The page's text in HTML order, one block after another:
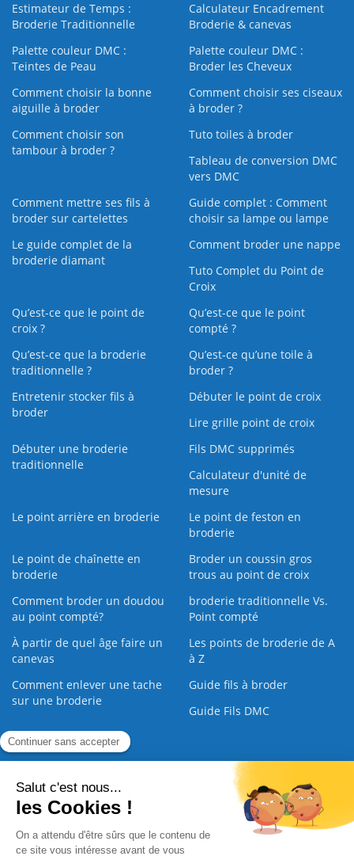
Estimateur de Temps :
Broderie Traditionnelle
Calculateur Encadrement
Broderie & canevas
Palette couleur DMC :
Teintes de Peau
Palette couleur DMC :
Broder les Cheveux
Comment choisir la bonne
aiguille à broder
Comment choisir ses ciseaux
à broder ?
Comment choisir son
tambour à broder ?
Tuto toiles à broder
Tableau de conversion DMC
vers DMC
Comment mettre ses fils à
broder sur cartelettes
Guide complet : Comment
choisir sa lampe ou lampe
Le guide complet de la
broderie diamant
Comment broder une nappe
Tuto Complet du Point de
Croix
Qu’est-ce que le point de
croix ?
Qu’est-ce que le point
compté ?
Qu’est-ce que la broderie
traditionnelle ?
Qu’est‑ce qu’une toile à
broder ?
Entretenir stocker fils à
broder
Débuter le point de croix
Lire grille point de croix
Débuter une broderie
traditionnelle
Fils DMC supprimés
Calculateur d'unité de
mesure
Le point arrière en broderie
Le point de feston en
broderie
Le point de chaînette en
broderie
Broder un coussin gros
trous au point de croix
Comment broder un doudou
au point compté?
broderie traditionnelle Vs.
Point compté
À partir de quel âge faire un
canevas
Les points de broderie de A
à Z
Comment enlever une tache
sur une broderie
Guide fils à broder
Guide Fils DMC
Guide de la Broderie
Nous contacter |
Paiement sécurisé